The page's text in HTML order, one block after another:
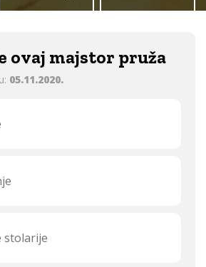
ovaj majstor pruža
05.11.2020.
stolarije